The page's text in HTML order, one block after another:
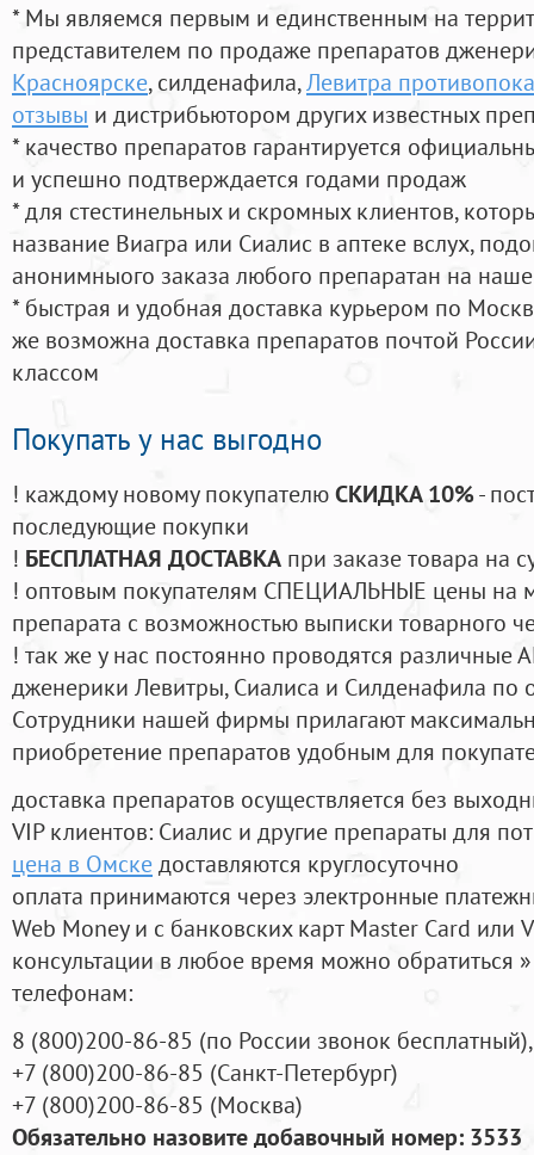
* Мы являемся первым и единственным на
представителем по продаже препаратов
Красноярске, силденафила,Левитра
отзывы и дистрибьютором других известных
* качество препаратов гарантируется
и успешно подтверждается годами продаж
* для стестинельных и скромных клиентов,
название Виагра или Сиалис в аптеке вслух,
анонимныого заказа любого препаратан на
* быстрая и удобная доставка курьером по
же возможна доставка препаратов почтой
классом
Покупать у нас выгодно
! каждому новому покупателюСКИДКА 10%-
последующие покупки
! БЕСПЛАТНАЯ ДОСТАВКА при заказе товара на
! оптовым покупателям СПЕЦИАЛЬНЫЕ цены на
препарата с возможностью выписки товарного
! так же у нас постоянно проводятся
дженерики Левитры, Сиалиса и Силденафила по
Cотрудники нашей фирмы прилагают
приобретение препаратов удобным для
доставка препаратов осуществляется без
VIP клиентов: Сиалис и другие препараты для
цена в Омскедоставляются круглосуточно
оплата принимаются через электронные
Web Money и с банковских карт Master Card или
консультации в любое время можно обратиться
телефонам:
8 (800)200-86-85 (по России звонок бесплатный),
+7 (800)200-86-85 (Санкт-Петербург)
+7 (800)200-86-85 (Москва)
Обязательно назовите добавочный номер: 3533